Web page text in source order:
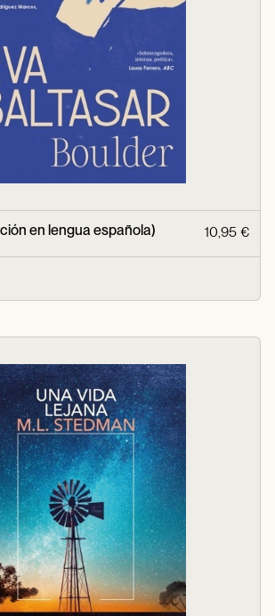
en lengua española) 10,95 €